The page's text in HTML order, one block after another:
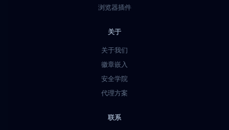
浏览器插件
关于
关于我们
徽章嵌入
安全学院
代理方案
联系